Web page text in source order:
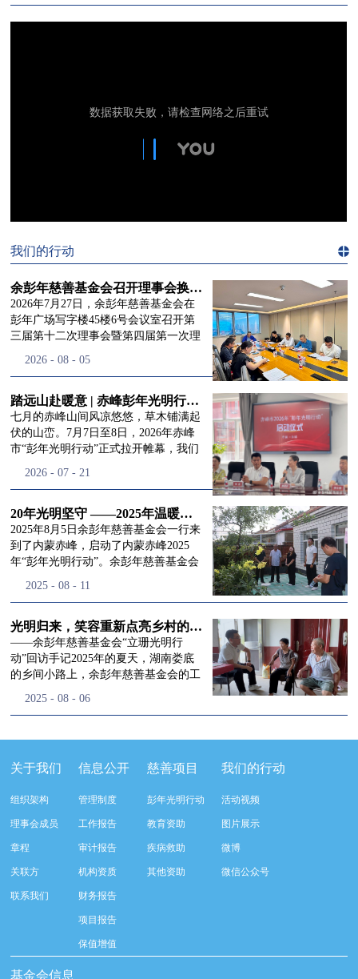
我们的行动
余彭年慈善基金会召开理事会换届会议
2026年7月27日，余彭年慈善基金会在
彭年广场写字楼45楼6号会议室召开第
三届第十二次理事会暨第四届第一次理
徐滨先生；副理事长兼秘书长彭志兵先
生、李玲辉先生、郭启兴先生及梅鑫先
生，现场列席人员:监事孙海跃先生，联
合党支部书记曾层同志。本次会议由理
事长徐滨主持，会议出席人数超过理事
换届会议严格按照基金会章程规定流程
同回顾了基金会过往任期内在助学兴
教、医疗救助、公益事业普惠等多个领
域深耕耕耘的公益历程，充分肯定了第
三届理事会全体成员多年来接续付出的
民、济世利人"的慈善理念所做出的突
流程，完成了新一届治理层的选举任
命，全新的第四届理事会正式组建完
成：选举彭志兵、徐滨、彭新英、李
栋、李玲辉、郭启兴、梅鑫为余彭年慈
余彭年慈善基金会第四届理事会监事。
徐滨先生当选余彭年慈善基金会第四届
先生依次为新一任理事长徐滨先生及秘
新起点上，基金会将始终坚守创立初
心，继续沿着余彭年先生的慈善足迹稳
步前行：一方面将持续巩固已有的品牌
公益项目优势，把帮扶资源更精准地向
索适配新时代公益环境的创新路径，联
动更多社会爱心力量，搭建更透明、更
阔的角落，用实际行动践行"取之于社
会、用之于社会"的公益承诺。未来，
余彭年慈善基金会将在新一届理事会的
带领下，以更饱满的热忱投身公益慈善
2026 - 08 - 05
踏远山赴暖意 | 赤峰彭年光明行动启程，入户回访接住乡亲眼底的光亮
七月的赤峰山间风凉悠悠，草木铺满起
伏的山峦。7月7日至8日，2026年赤峰
市“彭年光明行动”正式拉开帷幕，我们
土地，赴一场延续了二十一年的光明之
残联唐婷婷理事长到场参与本次启动活
动，由衷肯定了基金会坚持二十一年深
耕光明帮扶的坚守，也向长久奔走推进
项目的我们表达了谢意。二十一年时光
市与县域，一趟趟奔赴偏远地区，只为
景，这份认可，也让我们更加笃定前行
的脚步。启动仪式落幕之后，我们没有
即刻返程，联合赤峰市残联的工作人
员、专业医护队伍走入乡间小路，随机
小路弯弯曲曲，两边是繁茂的林木，我
家中。简朴的乡村民居陈设简单，老人
往日家中大大小小的农活，全都压在了
老伴一人肩上。此前季爷爷的左眼早已
彻底失明，卧床的日子里视野一片昏
暗，行动受限再加上双目近乎失明，老
人常常对往后的生活满心忧虑。得益于
去年项目开展的右眼手术，如今他的右
眼重获视力，平日里能够看清手机屏
幕，简单的日常起居也可以自己打理不
少。聊天的时候季爷爷语气满是庆
幸：“本来走路就不利索，要是双眼都
看不见，真的不敢设想往后的日子。现
2026 - 07 - 21
20年光明坚守 ——2025年温暖启程“彭年光明行动”内蒙赤峰
2025年8月5日余彭年慈善基金会一行来
到了内蒙赤峰，启动了内蒙赤峰2025
年“彭年光明行动”。余彭年慈善基金会
欣以及余彭年慈善基金会志愿者姜颖妍
峰市残联理事长孙德欣对我们“彭年光
明行动”给予了高度的肯定，他表示“彭
年光明行动”不仅仅是帮助白内障患者
恢复光明，最重要的是减轻了患者家庭
事业的生动体现。随后余彭年慈善基金
光明行动”在内蒙的点点滴滴，并希望
覆盖，加强术后随访与科普宣传，同时
仪式后余彭年慈善基金会一行实地探访
了项目实施的一线情况，详细了解了患
流程就诊环节。 探访结束后，我们一行
开始对参与项目的患者进行了随机的回
项目的患者进行了随机的回访。居住在
松山区三道井子村的王奶奶左眼一直视
检查治疗。村里的赵书记在走访过程中
2025 - 08 - 11
光明归来，笑容重新点亮乡村的角落
——余彭年慈善基金会“立珊光明行
动”回访手记2025年的夏天，湖南娄底
的乡间小路上，余彭年慈善基金会的工
着一份特别的牵挂，走进了一个个普通
曾经被白内障困扰的老人，在接受
发生了怎样的变化。“现在能看清菜苗
来到涟源市渡头塘乡洪家村。72岁的曾
爷爷正在自家菜地里忙碌。他曾是村里
见，另一只眼睛的视力也越来越差。以
前，他看不清鱼塘的水位，也分不清菜
术后，眼睛亮堂多了！”老人笑着说。
现在，他能清楚地看到鱼塘里鱼儿游动
杂草。尽管手部有残疾，但他在田埂上
2025 - 08 - 06
们的行
动
道>>
关于我们
组织架构
理事会成员
章程
关联方
联系我们
信息公开
管理制度
工作报告
审计报告
机构资质
财务报告
项目报告
保值增值
慈善项目
彭年光明行动
教育资助
疾病救助
其他资助
我们的行动
活动视频
图片展示
微博
微信公众号
基金会信息